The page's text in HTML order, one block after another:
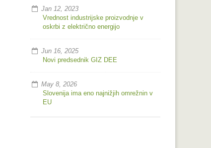
Jan 12, 2023
Vrednost industrijske proizvodnje v
oskrbi z električno energijo
Jun 16, 2025
Novi predsednik GIZ DEE
May 8, 2026
Slovenija ima eno najnižjih omrežnin v
EU